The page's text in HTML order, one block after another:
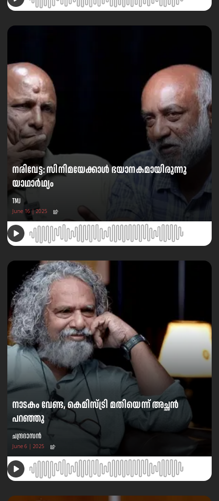
നരിവേട്ട: സിനിമയേക്കാൾ ഭയാനകമായിരുന്നു
യാഥാർഥ്യം
TMJ
June 16 | 2025
നാടകം വേണ്ട, കെമിസ്ട്രി മതിയെന്ന് അച്ഛൻ
പറഞ്ഞു
ചന്ദ്രദാസൻ
June 6 | 2025